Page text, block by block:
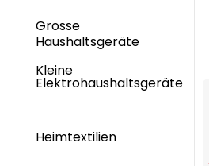
Grosse
Haushaltsgeräte
Kleine
Elektrohaushaltsgeräte
Heimtextilien